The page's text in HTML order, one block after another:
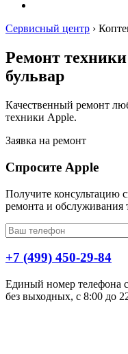
Сервисный центр ›
Ремонт
бульвар
Качественный ремонт
техники Apple.
Заявка на ремонт
Спросите Apple
Получите консультацию
ремонта и обслуживания
+7 (499) 450-29-84
Единый номер телефона
без выходных, с 8:00 до